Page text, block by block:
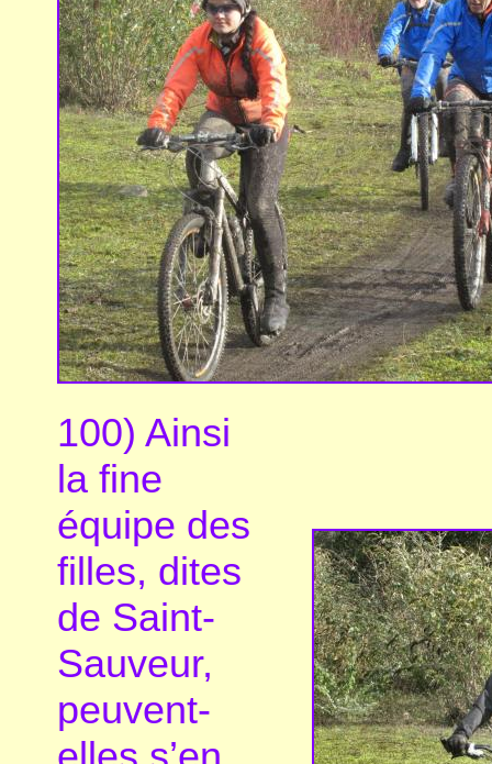
100) Ainsi
la fine
équipe des
filles, dites
de Saint-
Sauveur,
peuvent-